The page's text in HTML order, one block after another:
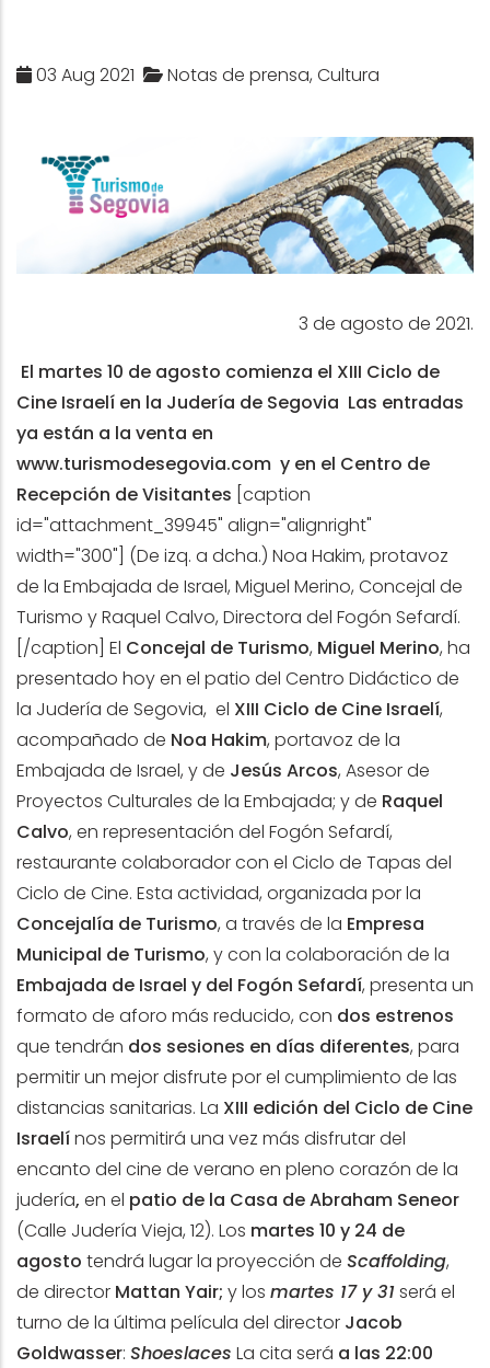
03 Aug 2021 Notas de prensa, Cultura
3 de agosto de 2021.
El martes 10 de agosto comienza el XIII Ciclo de
Cine Israelí en la Judería de Segovia Las entradas
ya están a la venta en
www.turismodesegovia.com y en el Centro de
Recepción de Visitantes [caption
id="attachment_39945" align="alignright"
width="300"] (De izq. a dcha.) Noa Hakim, protavoz
de la Embajada de Israel, Miguel Merino, Concejal de
Turismo y Raquel Calvo, Directora del Fogón Sefardí.
[/caption] El Concejal de Turismo, Miguel Merino, ha
presentado hoy en el patio del Centro Didáctico de
la Judería de Segovia, el XIII Ciclo de Cine Israelí,
acompañado de Noa Hakim, portavoz de la
Embajada de Israel, y de Jesús Arcos, Asesor de
Proyectos Culturales de la Embajada; y de Raquel
Calvo, en representación del Fogón Sefardí,
restaurante colaborador con el Ciclo de Tapas del
Ciclo de Cine. Esta actividad, organizada por la
Concejalía de Turismo, a través de la Empresa
Municipal de Turismo, y con la colaboración de la
Embajada de Israel y del Fogón Sefardí, presenta un
formato de aforo más reducido, con dos estrenos
que tendrán dos sesiones en días diferentes, para
permitir un mejor disfrute por el cumplimiento de las
distancias sanitarias. La XIII edición del Ciclo de Cine
Israelínos permitirá una vez más disfrutar del
encanto del cine de verano en pleno corazón de la
judería, en el patio de la Casa de Abraham Seneor
(Calle Judería Vieja, 12). Los martes 10 y 24 de
agosto tendrá lugar la proyección de Scaffolding,
de director Mattan Yair; y los martes 17 y 31será el
turno de la última película del director Jacob
Goldwasser: Shoeslaces La cita será a las 22:00